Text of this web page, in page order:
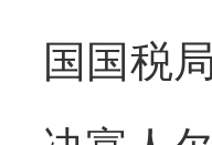
国国税